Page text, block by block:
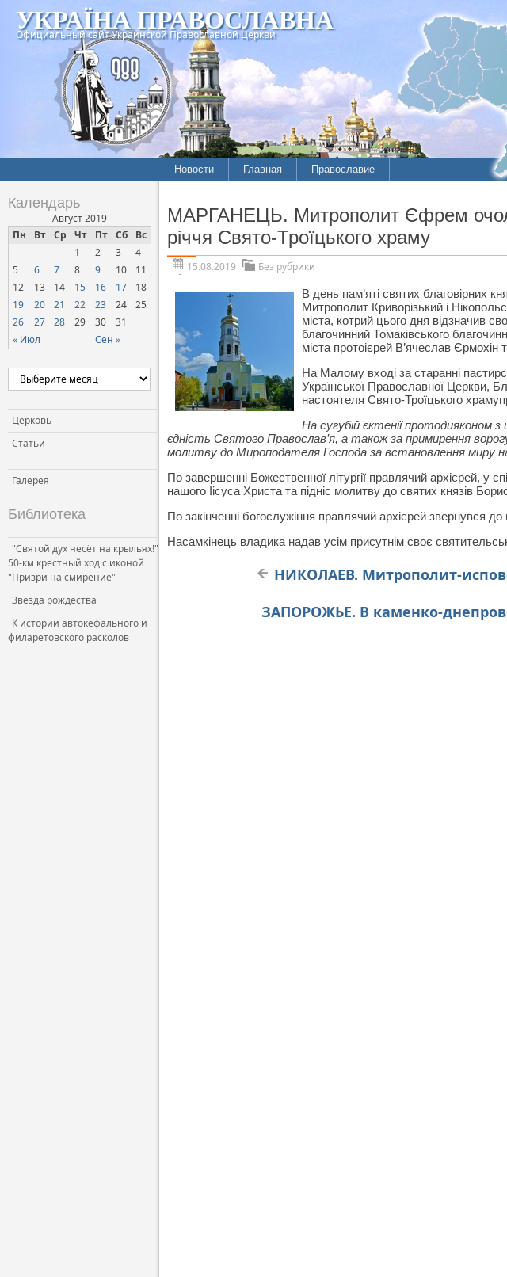
УКРАЇНА ПРАВОСЛАВНА
Официальный сайт Украинской Православной Церкви
Новости Главная Православие
Календарь
Август 2019
Пн
Вт Ср Чт Пт Сб Вс
« Июл Сен »
1 2 3
4
5
6 7 8 9 10
11
12
13 14 15 16 17
18
19
20 21 22 23 24
25
26
27 28 29 30 31
Церковь
Статьи
Галерея
Библиотека
"Святой дух несёт на крыльях!"
50-км крестный ход с иконой
"Призри на смирение"
Звезда рождества
К истории автокефального и
филаретовского расколов
МАРГАНЕЦЬ. Митрополит Єфрем
річчя Свято-Троїцького храму
15.08.2019
Без рубрики
В день пам’яті святих благовірних
Митрополит Криворізький і
міста, котрий цього дня відзначив
благочинний Томаківського
міста протоієрей В’ячеслав
На Малому вході за старанні
Української Православної Церкви,
настоятеля Свято-Троїцького
На сугубій єктенії протодияконом з
єдність Святого Православ’я, а також за примирення
молитву до Мироподателя Господа за встановлення миру на
По завершенні Божественної літургії правлячий архієрей,
нашого Іісуса Христа та підніс молитву до святих князів
По закінченні богослужіння правлячий архієрей звернувся
Насамкінець владика надав усім присутнім своє
НИКОЛАЕВ. Митрополит-
ЗАПОРОЖЬЕ. В каменко-